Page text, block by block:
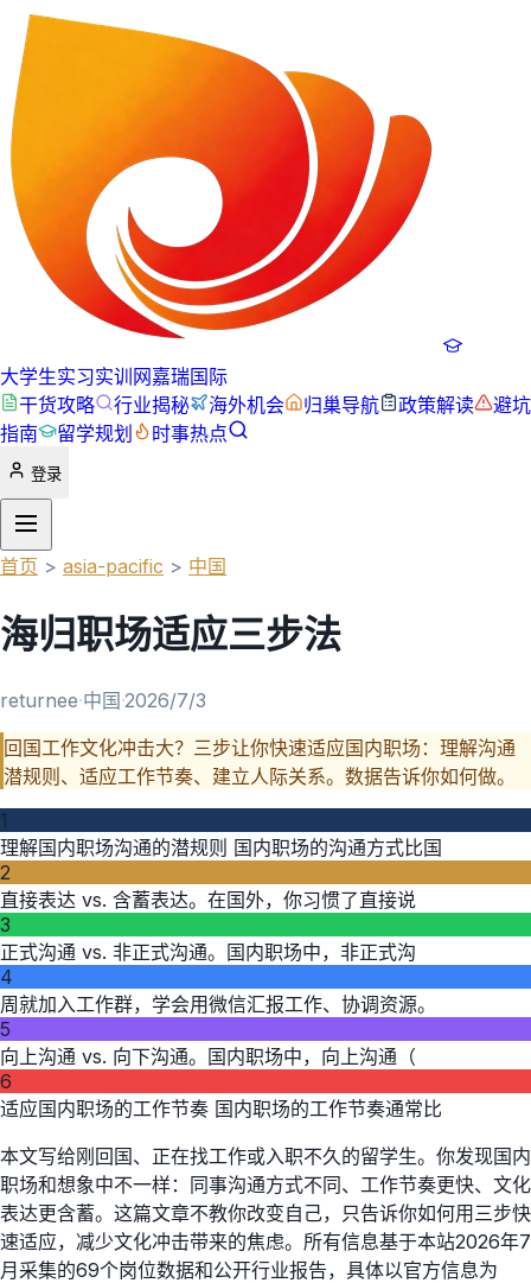
大学生实习实训网嘉瑞国际
干货攻略
行业揭秘 海外机会 归巢导航 政策解读
避坑
指南
留学规划 时事热点
登录
首页 > asia-pacific > 中国
海归职场适应三步法
returnee·中国·2026/7/3
回国工作文化冲击大？三步让你快速适应国内职场：理解沟通
潜规则、适应工作节奏、建立人际关系。数据告诉你如何做。
1
理解国内职场沟通的潜规则 国内职场的沟通方式比国
2
直接表达 vs. 含蓄表达。在国外，你习惯了直接说
3
正式沟通 vs. 非正式沟通。国内职场中，非正式沟
4
周就加入工作群，学会用微信汇报工作、协调资源。
5
向上沟通 vs. 向下沟通。国内职场中，向上沟通（
6
适应国内职场的工作节奏 国内职场的工作节奏通常比
本文写给刚回国、正在找工作或入职不久的留学生。你发现国内
职场和想象中不一样：同事沟通方式不同、工作节奏更快、文化
表达更含蓄。这篇文章不教你改变自己，只告诉你如何用三步快
速适应，减少文化冲击带来的焦虑。所有信息基于本站2026年7
月采集的69个岗位数据和公开行业报告，具体以官方信息为